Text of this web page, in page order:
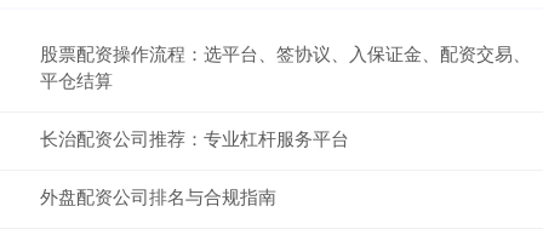
股票配资操作流程：选平台、签协议、入保证金、配资交易、
平仓结算
长治配资公司推荐：专业杠杆服务平台
外盘配资公司排名与合规指南